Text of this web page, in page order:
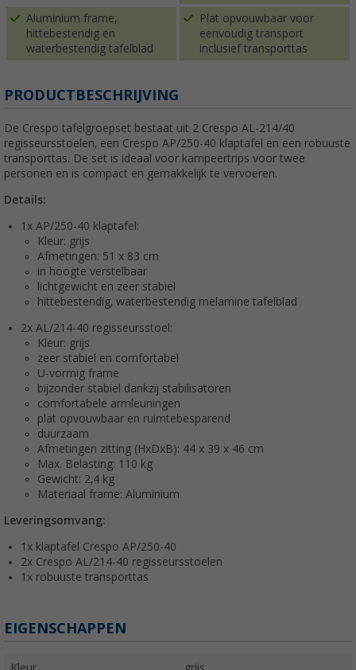
Aluminium frame,
hittebestendig en
waterbestendig tafelblad
Plat opvouwbaar voor
eenvoudig transport
inclusief transporttas
PRODUCTBESCHRIJVING
De Crespo tafelgroepset bestaat uit 2 Crespo AL-214/40
regisseursstoelen, een Crespo AP/250-40 klaptafel en een robuuste
transporttas. De set is ideaal voor kampeertrips voor twee
personen en is compact en gemakkelijk te vervoeren.
Details:
1x AP/250-40 klaptafel:
Kleur: grijs
Afmetingen: 51 x 83 cm
in hoogte verstelbaar
lichtgewicht en zeer stabiel
hittebestendig, waterbestendig melamine tafelblad
2x AL/214-40 regisseursstoel:
Kleur: grijs
zeer stabiel en comfortabel
U-vormig frame
bijzonder stabiel dankzij stabilisatoren
comfortabele armleuningen
plat opvouwbaar en ruimtebesparend
duurzaam
Afmetingen zitting (HxDxB): 44 x 39 x 46 cm
Max. Belasting: 110 kg
Gewicht: 2,4 kg
Materiaal frame: Aluminium
Leveringsomvang:
1x klaptafel Crespo AP/250-40
2x Crespo AL/214-40 regisseursstoelen
1x robuuste transporttas
EIGENSCHAPPEN